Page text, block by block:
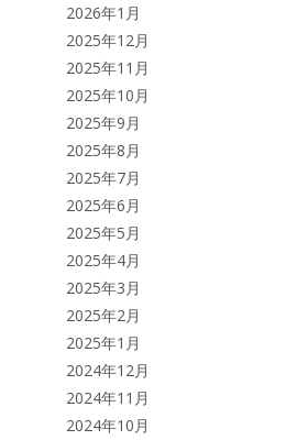
2026年1月
2025年12月
2025年11月
2025年10月
2025年9月
2025年8月
2025年7月
2025年6月
2025年5月
2025年4月
2025年3月
2025年2月
2025年1月
2024年12月
2024年11月
2024年10月